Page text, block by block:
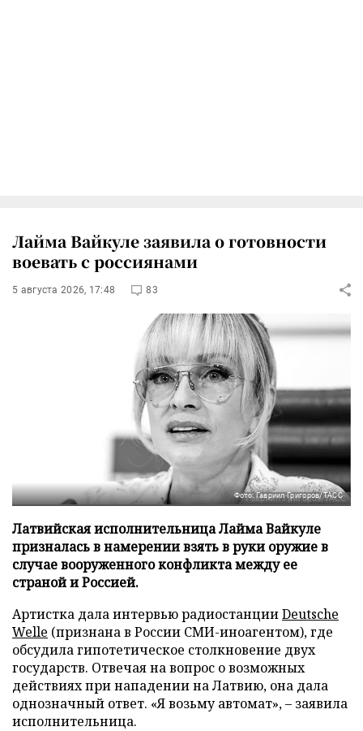
Лайма Вайкуле заявила о готовности
воевать с россиянами
5 августа 2026, 17:48 83
Фото: Гавриил Григоров/ТАСС
Латвийская исполнительница Лайма Вайкуле
призналась в намерении взять в руки оружие в
случае вооруженного конфликта между ее
страной и Россией.
Артистка дала интервью радиостанцииDeutsche
Welle (признана в России СМИ-иноагентом), где
обсудила гипотетическое столкновение двух
государств. Отвечая на вопрос о возможных
действиях при нападении на Латвию, она дала
однозначный ответ. «Я возьму автомат», – заявила
исполнительница.